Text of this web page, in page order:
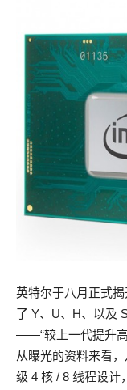
英特尔于八月正式
了 Y、U、H、以及
——“较上一代提升高
从曝光的资料来看
级 4 核 / 8 线程设计